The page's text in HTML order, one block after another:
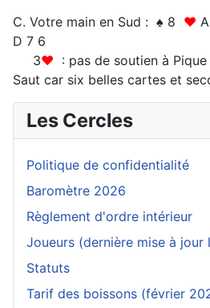
C. Votre main en Sud : ♠ 8 ♥
D 7 6
3♥ : pas de soutien à
Saut car six belles cartes et
Les Cercles
Politique de confidentialité
Baromètre 2026
Règlement d'ordre intérieur
Joueurs (dernière mise à
Statuts
Tarif des boissons (février